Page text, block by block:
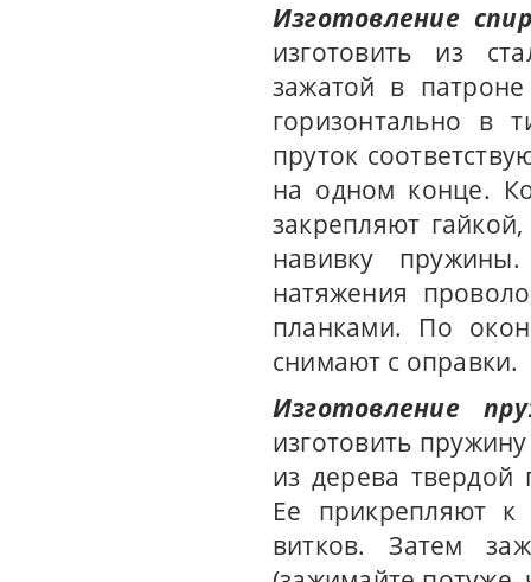
Изготовление
изготовить из
зажатой в
горизонтально в
пруток
на одном конце.
закрепляют
навивку
натяжения
планками. По
снимают с оправки.
Изготовление
изготовить
из дерева твердой
Ее прикрепляют к
витков. Затем